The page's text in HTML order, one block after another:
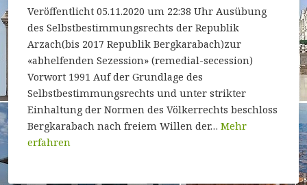
Veröffentlicht 05.11.2020 um 22:38 Uhr Ausübung
des Selbstbestimmungsrechts der Republik
Arzach(bis 2017 Republik Bergkarabach)zur
«abhelfenden Sezession» (remedial-secession)
Vorwort 1991 Auf der Grundlage des
Selbstbestimmungsrechts und unter strikter
Einhaltung der Normen des Völkerrechts beschloss
Bergkarabach nach freiem Willen der… Mehr
erfahren